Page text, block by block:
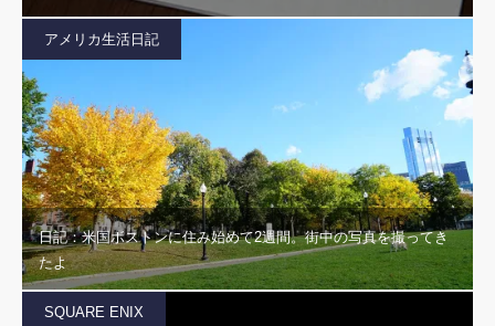
アメリカ生活日記
日記：米国ボストンに住み始めて2週間。街中の写真を撮ってき
たよ
SQUARE ENIX